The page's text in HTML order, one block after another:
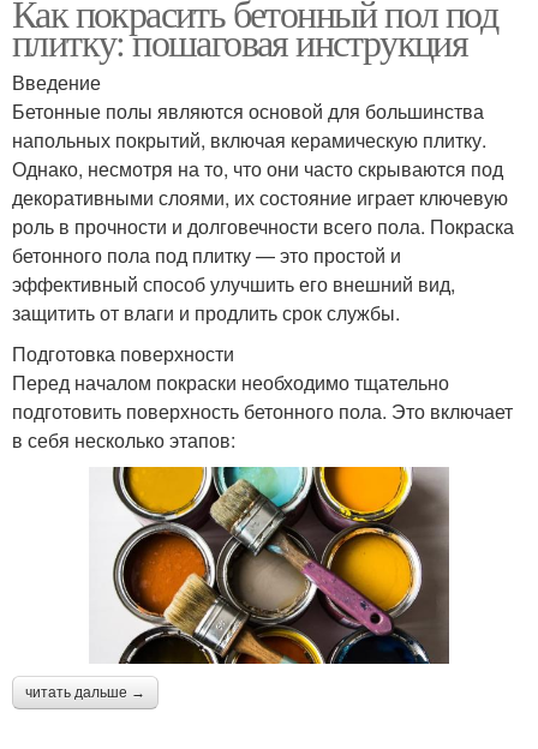
Как покрасить бетонный пол под
плитку: пошаговая инструкция
Введение
Бетонные полы являются основой для большинства
напольных покрытий, включая керамическую плитку.
Однако, несмотря на то, что они часто скрываются под
декоративными слоями, их состояние играет ключевую
роль в прочности и долговечности всего пола. Покраска
бетонного пола под плитку — это простой и
эффективный способ улучшить его внешний вид,
защитить от влаги и продлить срок службы.
Подготовка поверхности
Перед началом покраски необходимо тщательно
подготовить поверхность бетонного пола. Это включает
в себя несколько этапов:
читать дальше →